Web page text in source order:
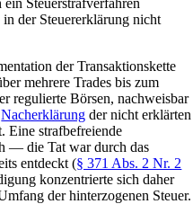
der Steuererklärung nicht
der Transaktionskette
mehrere Trades bis zum
regulierte Börsen, nachweisbar
Nacherklärung der nicht erklärten
Eine strafbefreiende
— die Tat war durch das
entdeckt (§ 371 Abs. 2 Nr. 2
konzentrierte sich daher
der hinterzogenen Steuer.